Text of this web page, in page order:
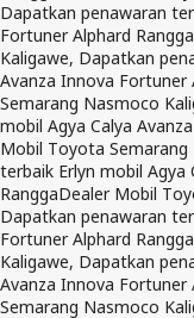
Dapatkan penawaran
Fortuner Alphard Rangga
Kaligawe, Dapatkan
Avanza Innova Fortuner
Semarang Nasmoco
mobil Agya Calya
Mobil Toyota
terbaik Erlyn mobil Agya
RanggaDealer Mobil
Dapatkan penawaran
Fortuner Alphard Rangga
Kaligawe, Dapatkan
Avanza Innova Fortuner
Semarang Nasmoco